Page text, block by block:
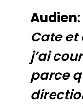
Audien:
Cate et
j’ai
parce